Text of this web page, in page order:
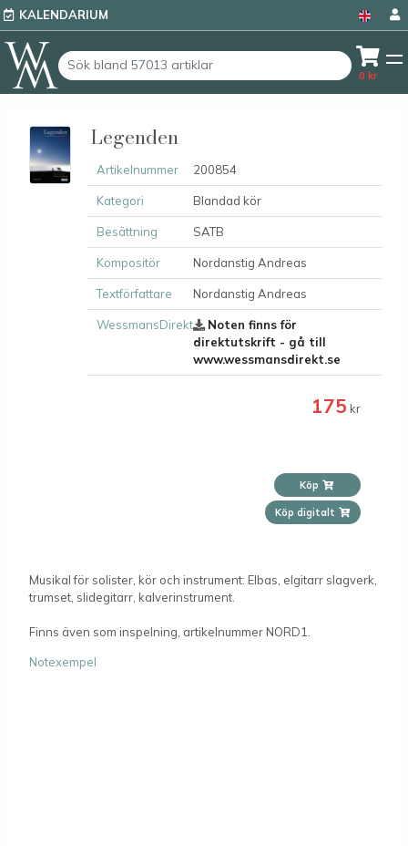
KALENDARIUM
0 kr
Legenden
Artikelnummer 200854
Kategori Blandad kör
Besättning SATB
Kompositör Nordanstig Andreas
Textförfattare Nordanstig Andreas
WessmansDirekt
Noten finns för
direktutskrift - gå till
www.wessmansdirekt.se
175 kr
Köp
Köp digitalt
Musikal för solister, kör och instrument: Elbas, elgitarr slagverk,
trumset, slidegitarr, kalverinstrument.
Finns även som inspelning, artikelnummer NORD1.
Notexempel